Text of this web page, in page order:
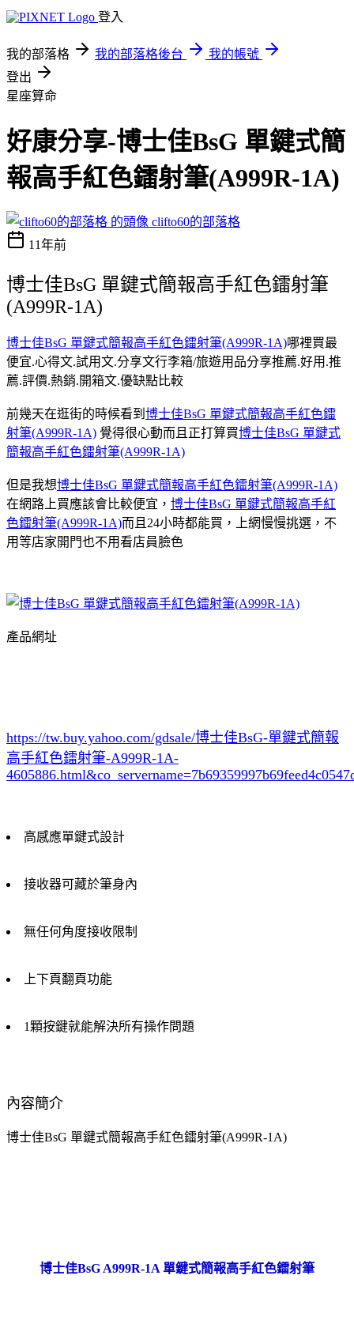
登入
我的部落格 我的部落格後台
我的帳號
登出
星座算命
好康分享-博士佳BsG 單鍵式簡
報高手紅色鐳射筆(A999R-1A)
clifto60的部落格
11年前
博士佳BsG 單鍵式簡報高手紅色鐳射筆
(A999R-1A)
博士佳BsG 單鍵式簡報高手紅色鐳射筆(A999R-1A)哪裡買最
便宜.心得文.試用文.分享文行李箱/旅遊用品分享推薦.好用.推
薦.評價.熱銷.開箱文.優缺點比較
前幾天在逛街的時候看到 博士佳BsG 單鍵式簡報高手紅色鐳
射筆(A999R-1A) 覺得很心動而且正打算買博士佳BsG 單鍵式
簡報高手紅色鐳射筆(A999R-1A)
但是我想博士佳BsG 單鍵式簡報高手紅色鐳射筆(A999R-1A)
在網路上買應該會比較便宜， 博士佳BsG 單鍵式簡報高手紅
色鐳射筆(A999R-1A)而且24小時都能買，上網慢慢挑選，不
用等店家開門也不用看店員臉色
產品網址
https://tw.buy.yahoo.com/gdsale/博士佳BsG-單鍵式簡報
高手紅色鐳射筆-A999R-1A-
高感應單鍵式設計
接收器可藏於筆身內
無任何角度接收限制
上下頁翻頁功能
1顆按鍵就能解決所有操作問題
內容簡介
博士佳BsG 單鍵式簡報高手紅色鐳射筆(A999R-1A)
博士佳BsG A999R-1A 單鍵式簡報高手紅色鐳射筆